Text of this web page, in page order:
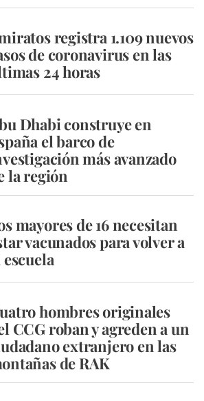
registra 1.109 nuevos
de coronavirus en las
24 horas
Dhabi construye en
el barco de
más avanzado
la región
mayores de 16 necesitan
vacunados para volver a
escuela
hombres originales
CCG roban y agreden a un
extranjero en las
de RAK